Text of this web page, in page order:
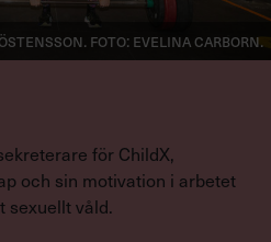
för ChildX,
och sin motivation i arbetet
sexuellt våld.
Foto: Evelina Carborn.